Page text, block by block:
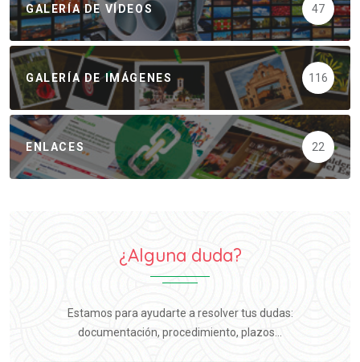
GALERÍA DE VÍDEOS 47
GALERÍA DE IMÁGENES 116
ENLACES 22
¿Alguna duda?
Estamos para ayudarte a resolver tus dudas:
documentación, procedimiento, plazos...